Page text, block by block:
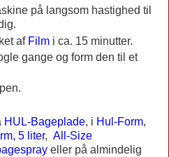
på langsom hastighed til
af Film i ca. 15 minutter.
gange og form den til et
HUL-Bageplade, i Hul-Form,
5 liter, All-Size
eller på almindelig